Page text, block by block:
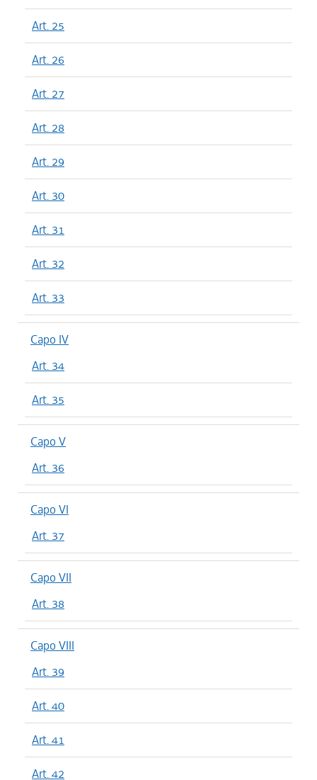
Art. 25
Art. 26
Art. 27
Art. 28
Art. 29
Art. 30
Art. 31
Art. 32
Art. 33
Capo IV
Art. 34
Art. 35
Capo V
Art. 36
Capo VI
Art. 37
Capo VII
Art. 38
Capo VIII
Art. 39
Art. 40
Art. 41
Art. 42